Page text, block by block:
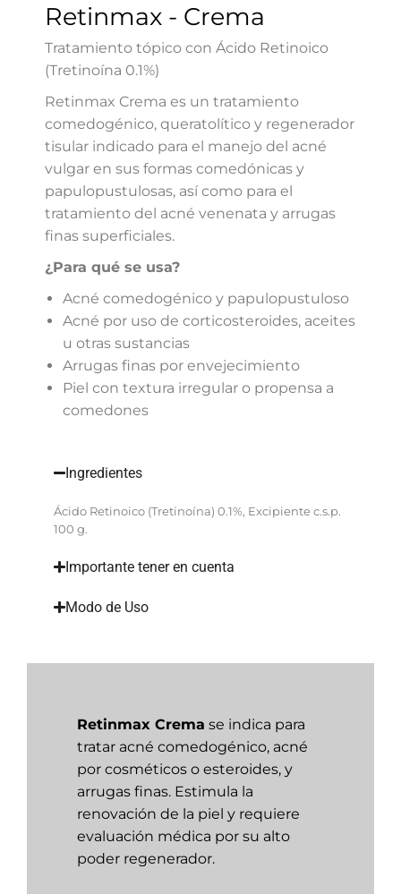
Retinmax - Crema
Tratamiento tópico con Ácido Retinoico
(Tretinoína 0.1%)
Retinmax Crema es un tratamiento
comedogénico, queratolítico y regenerador
tisular indicado para el manejo del acné
vulgar en sus formas comedónicas y
papulopustulosas, así como para el
tratamiento del acné venenata y arrugas
finas superficiales.
¿Para qué se usa?
Acné comedogénico y papulopustuloso
Acné por uso de corticosteroides, aceites
u otras sustancias
Arrugas finas por envejecimiento
Piel con textura irregular o propensa a
comedones
Ingredientes
Ácido Retinoico (Tretinoína) 0.1%, Excipiente c.s.p.
100 g.
Importante tener en cuenta
Modo de Uso
Retinmax Crema se indica para
tratar acné comedogénico, acné
por cosméticos o esteroides, y
arrugas finas. Estimula la
renovación de la piel y requiere
evaluación médica por su alto
poder regenerador.